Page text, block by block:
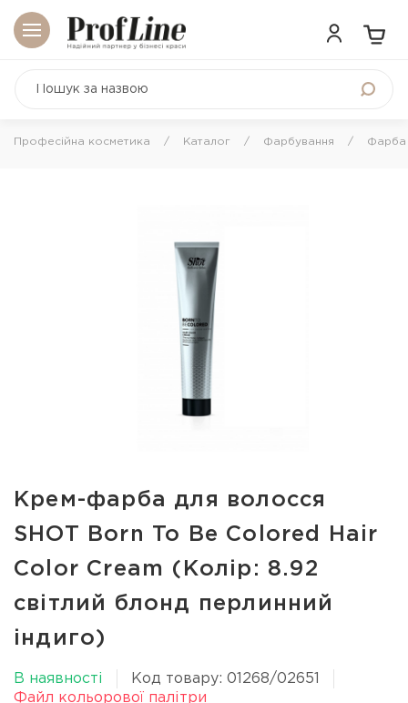
Професійна косметика Каталог Фарбування Фарба
Крем-фарба для волосся
SHOT Born To Be Colored Hair
Color Cream (Колір: 8.92
світлий блонд перлинний
індиго)
В наявності
Код товару: 01268/02651
Файл кольорової палітри